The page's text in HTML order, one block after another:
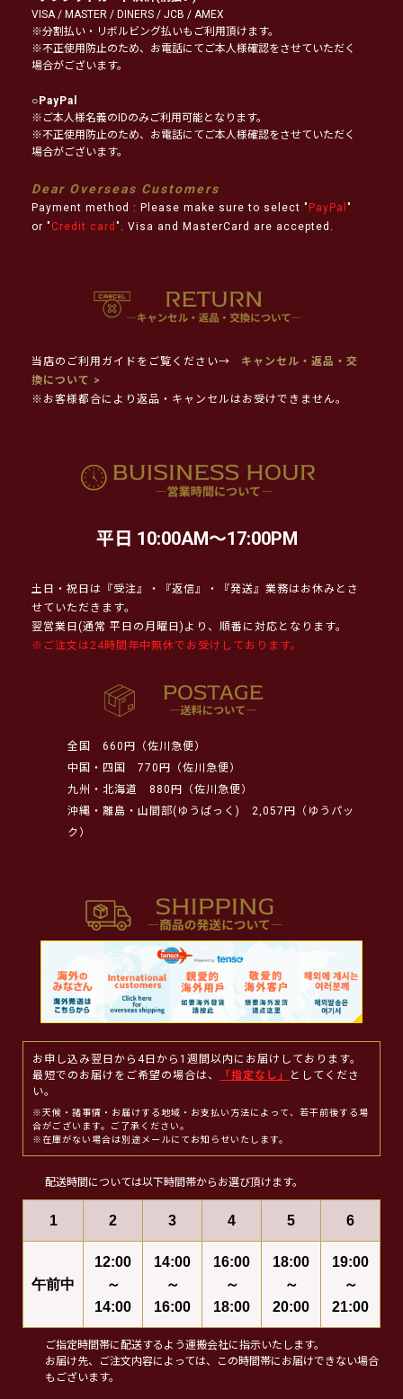
VISA / MASTER / DINERS / JCB / AMEX
※分割払い・リボルビング払いもご利用頂けます。
※不正使用防止のため、お電話にてご本人様確認をさせていただく
場合がございます。
○PayPal
※ご本人様名義のIDのみご利用可能となります。
※不正使用防止のため、お電話にてご本人様確認をさせていただく
場合がございます。
Dear Overseas Customers
Payment method : Please make sure to select " PayPal "
or " Credit card ". Visa and MasterCard are accepted.
当店のご利用ガイドをご覧ください→
キャンセル・返品・交
換について >
※お客様都合により返品・キャンセルはお受けできません。
平日 10:00AM～17:00PM
土日・祝日は『受注』・『返信』・『発送』業務はお休みとさ
せていただきます。
翌営業日(通常 平日の月曜日)より、順番に対応となります。
※ご注文は24時間年中無休でお受けしております。
全国
660円（佐川急便）
中国・四国
770円（佐川急便）
九州・北海道
880円（佐川急便）
沖縄・離島・山間部(ゆうぱっく)
2,057円（ゆうパッ
ク）
お申し込み翌日から4日から1週間以内にお届けしております。
最短でのお届けをご希望の場合は、
「指定なし」
としてくださ
い。
※天候・諸事情・お届けする地域・お支払い方法によって、若干前後する場
合がございます。ご了承ください。
※在庫がない場合は別途メールにてお知らせいたします。
配送時間については以下時間帯からお選び頂けます。
1 2 3 4 5 6
午前中
12:00
～
14:00
14:00
～
16:00
16:00
～
18:00
18:00
～
20:00
19:00
～
21:00
ご指定時間帯に配送するよう運搬会社に指示いたします。
お届け先、ご注文内容によっては、この時間帯にお届けできない場合
もございます。